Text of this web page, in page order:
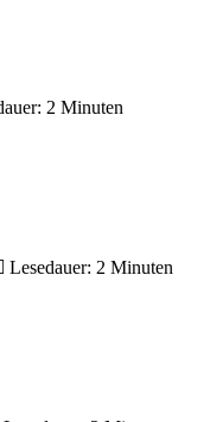
2 Minuten
Lesedauer: 2 Minuten